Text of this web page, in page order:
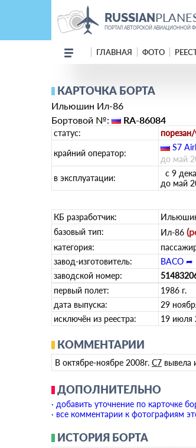
RUSSIAN
ПОРТАЛ АВТОРСКОЙ АВИАЦИОННОЙ
ГЛАВНАЯ ФОТО
КАРТОЧКА БОРТА
Ильюшин Ил-86
Бортовой №:
RA-86084
статус:
крайний оператор:
S7
до май
в эксплуатации:
с 9
до май
КБ разработчик:
базовый тип:
Ил-86
категория:
завод-изготовитель:
ВАСО ➦
заводской номер:
первый полет:
1986 г.
дата выпуска:
29
исключён из реестра:
19 июля
КОММЕНТАРИИ
В октябре-ноябре 2008г. С7 вывела
ДОПОЛНИТЕЛЬНО
· добавить уточнение по карточке
· все комментарии к фотографиям
ИСТОРИЯ БОРТА